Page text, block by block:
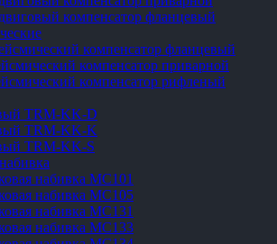
компенсатор фланцевый
компенсатор фланцевый
компенсатор приварной
компенсатор рифленый
TRM-KK-D
TRM-KK-K
TRM-KK-S
набивка МС101
набивка МС105
набивка МС131
набивка МС133